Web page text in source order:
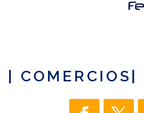
COMERCIOS